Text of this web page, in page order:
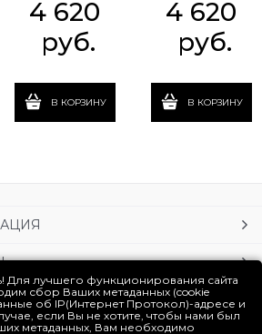
4 620
руб.
В КОРЗИНУ
4 620
руб.
В КОРЗИНУ
Для лучшего функционирования сайта
сбор Ваших метаданных (cookie
об IP(Интернет Протокол)-адресе и
если Вы не хотите, чтобы нами был
метаданных, Вам необходимо